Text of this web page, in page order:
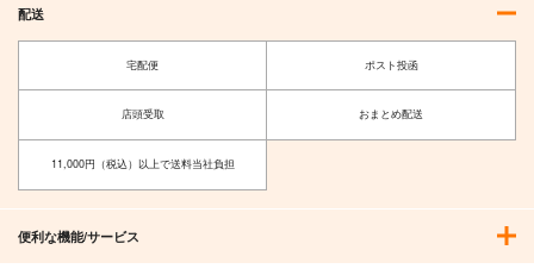
配送
宅配便 ポスト投函
店頭受取 おまとめ配送
11,000円（税込）以上で送料当社負担
便利な機能/サービス